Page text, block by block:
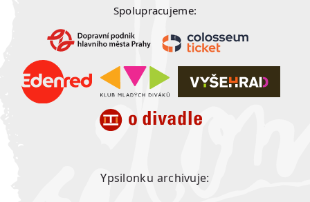
Spolupracujeme:
Ypsilonku archivuje: